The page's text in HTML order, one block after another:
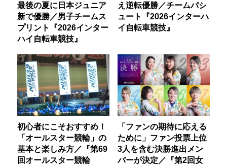
最後の夏に日本ジュニア
新で優勝／男子チームス
プリント『2026インター
ハイ自転車競技』
え逆転優勝／チームパシ
ュート『2026インターハ
イ自転車競技』
初心者にこそおすすめ！
「オールスター競輪」の
基本と楽しみ方／『第69
回オールスター競輪
「ファンの期待に応える
ために」ファン投票上位
3人を含む決勝進出メン
バーが決定／『第2回女